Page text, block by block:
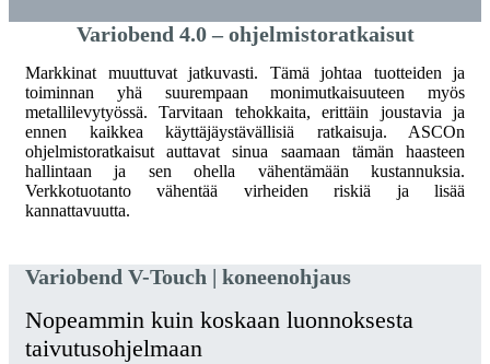
Variobend 4.0 – ohjelmistoratkaisut
Markkinat muuttuvat jatkuvasti. Tämä johtaa tuotteiden ja
toiminnan yhä suurempaan monimutkaisuuteen myös
metallilevytyössä. Tarvitaan tehokkaita, erittäin joustavia ja
ennen kaikkea käyttäjäystävällisiä ratkaisuja. ASCOn
ohjelmistoratkaisut auttavat sinua saamaan tämän haasteen
hallintaan ja sen ohella vähentämään kustannuksia.
Verkkotuotanto vähentää virheiden riskiä ja lisää
kannattavuutta.
Variobend V-Touch | koneenohjaus
Nopeammin kuin koskaan luonnoksesta
taivutusohjelmaan